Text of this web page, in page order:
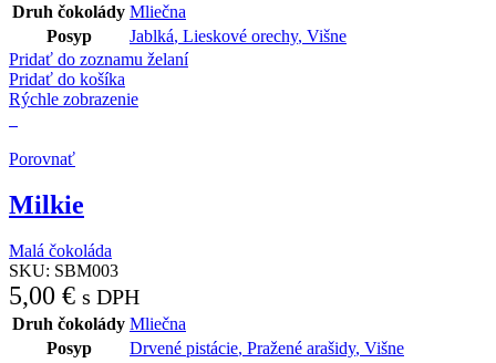
Druh čokolády Mliečna
Posyp
Jablká, Lieskové orechy, Višne
Pridať do zoznamu želaní
Pridať do košíka
Rýchle zobrazenie
Porovnať
Milkie
Malá čokoláda
SKU: SBM003
5,00 € s DPH
Druh čokolády Mliečna
Posyp
Drvené pistácie, Pražené arašidy, Višne